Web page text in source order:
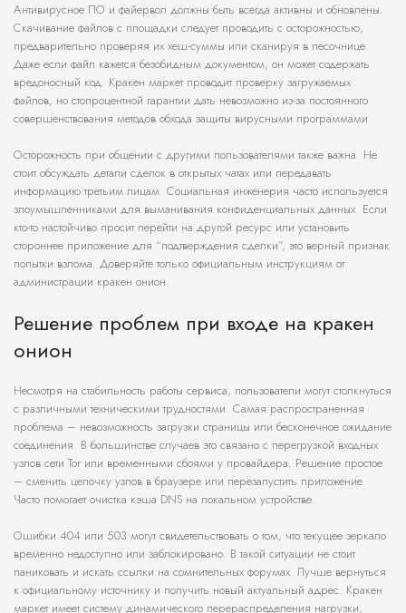
Антивирусное ПО и файервол должны быть всегда активны и обновлены.
Скачивание файлов с площадки следует проводить с осторожностью,
предварительно проверяя их хеш-суммы или сканируя в песочнице.
Даже если файл кажется безобидным документом, он может содержать
вредоносный код. Кракен маркет проводит проверку загружаемых
файлов, но стопроцентной гарантии дать невозможно из-за постоянного
совершенствования методов обхода защиты вирусными программами.
Осторожность при общении с другими пользователями также важна. Не
стоит обсуждать детали сделок в открытых чатах или передавать
информацию третьим лицам. Социальная инженерия часто используется
злоумышленниками для выманивания конфиденциальных данных. Если
кто-то настойчиво просит перейти на другой ресурс или установить
стороннее приложение для “подтверждения сделки”, это верный признак
попытки взлома. Доверяйте только официальным инструкциям от
администрации кракен онион.
Решение проблем при входе на кракен
онион
Несмотря на стабильность работы сервиса, пользователи могут столкнуться
с различными техническими трудностями. Самая распространенная
проблема – невозможность загрузки страницы или бесконечное ожидание
соединения. В большинстве случаев это связано с перегрузкой входных
узлов сети Tor или временными сбоями у провайдера. Решение простое
– сменить цепочку узлов в браузере или перезапустить приложение.
Часто помогает очистка кэша DNS на локальном устройстве.
Ошибки 404 или 503 могут свидетельствовать о том, что текущее зеркало
временно недоступно или заблокировано. В такой ситуации не стоит
паниковать и искать ссылки на сомнительных форумах. Лучше вернуться
к официальному источнику и получить новый актуальный адрес. Кракен
маркет имеет систему динамического перераспределения нагрузки,